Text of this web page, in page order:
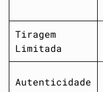
Tiragem
Limitada
Autenticidade